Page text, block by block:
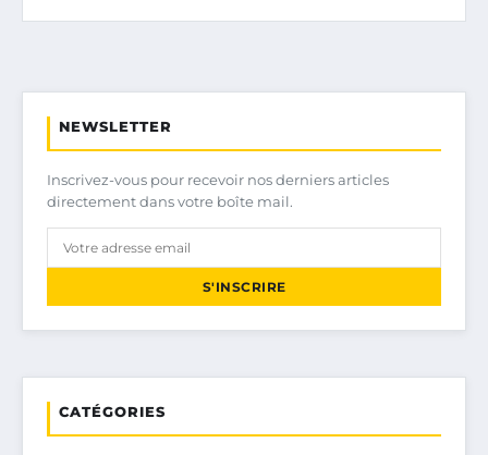
NEWSLETTER
Inscrivez-vous pour recevoir nos derniers articles
directement dans votre boîte mail.
S'INSCRIRE
CATÉGORIES